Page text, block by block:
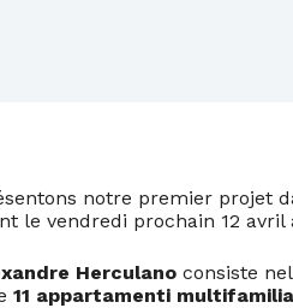
notre premier projet
le vendredi prochain 12 avril
Herculano consiste
11 appartamenti